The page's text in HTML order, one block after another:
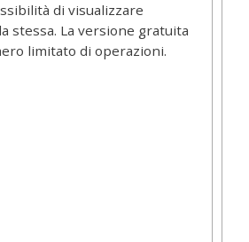
di visualizzare
stessa. La versione gratuita
limitato di operazioni.